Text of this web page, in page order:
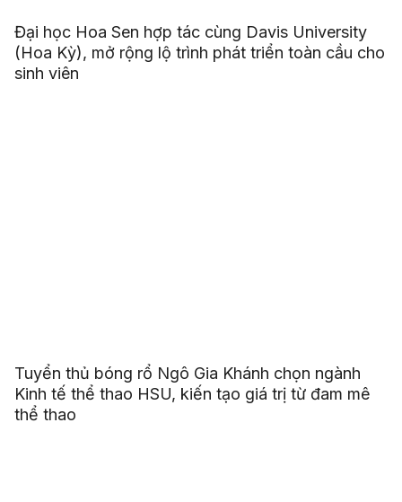
Đại học Hoa Sen hợp tác cùng Davis University
(Hoa Kỳ), mở rộng lộ trình phát triển toàn cầu cho
sinh viên
Tuyển thủ bóng rổ Ngô Gia Khánh chọn ngành
Kinh tế thể thao HSU, kiến tạo giá trị từ đam mê
thể thao